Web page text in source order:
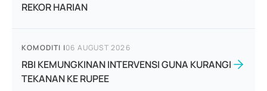
REKOR HARIAN
KOMODITI |06 AUGUST 2026
RBI KEMUNGKINAN INTERVENSI GUNA KURANGI
TEKANAN KE RUPEE